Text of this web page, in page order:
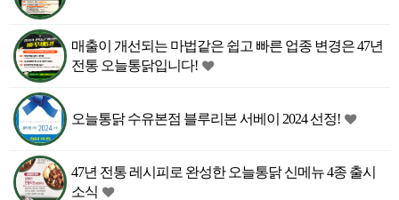
매출이 개선되는 마법같은 쉽고 빠른 업종 변경은 47년
전통 오늘통닭입니다!
오늘통닭 수유본점 블루리본 서베이 2024 선정!
47년 전통 레시피로 완성한 오늘통닭 신메뉴 4종 출시
소식